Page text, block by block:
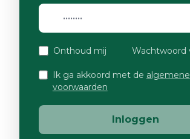
Onthoud mij Wachtwoord
Ik ga akkoord met de algemene
voorwaarden
Inloggen